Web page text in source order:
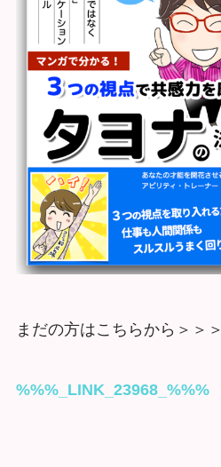
まだの方はこちらから＞＞＞
%%%_LINK_23968_%%%